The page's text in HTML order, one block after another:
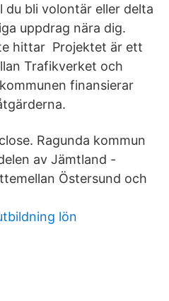
du bli volontär eller delta
uppdrag nära dig.
hittar Projektet är ett
Trafikverket och
finansierar
Ragunda kommun
av Jämtland -
Östersund och
lön